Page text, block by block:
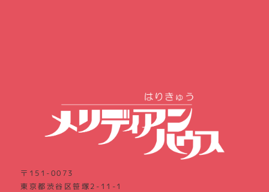
〒151-0073
東京都渋谷区笹塚2-11-1